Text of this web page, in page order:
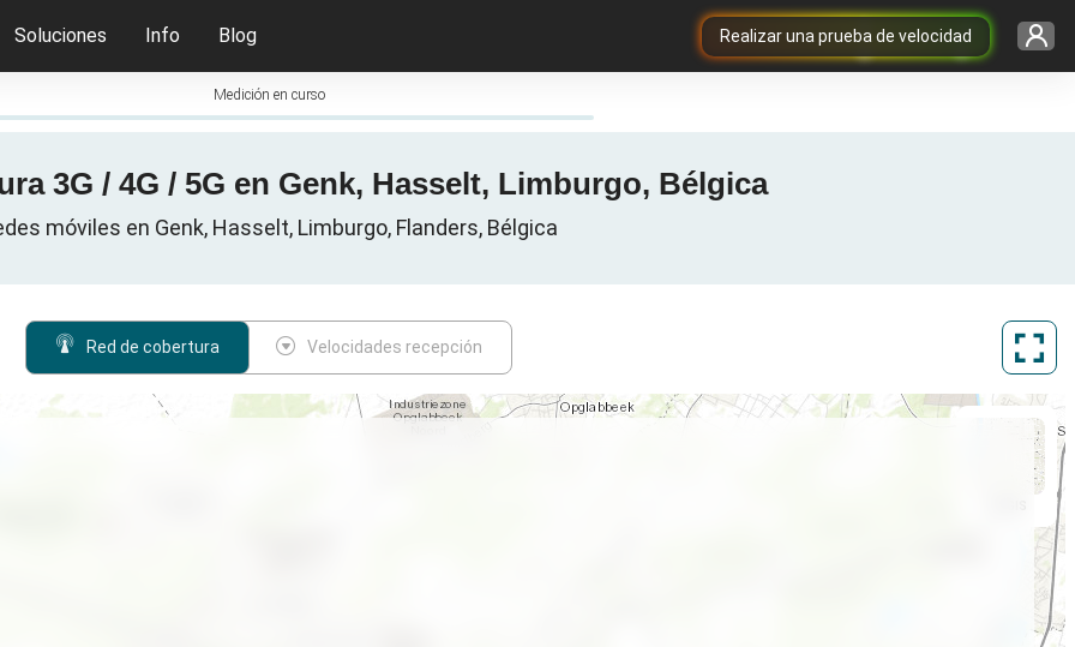
Realizar una prueba de velocidad
Soluciones Info Blog
Medición en curso
3G / 4G / 5G en Genk, Hasselt, Limburgo, Bélgica
móviles en Genk, Hasselt, Limburgo, Flanders, Bélgica
Red de cobertura Velocidades recepción